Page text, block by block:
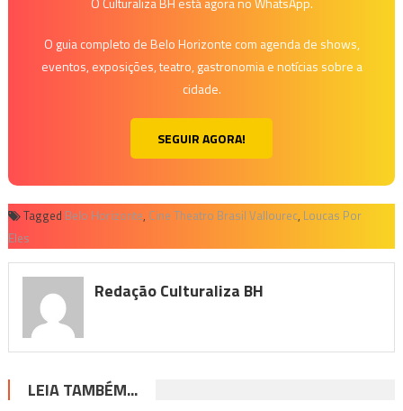
O guia completo de Belo Horizonte com agenda de shows,
eventos, exposições, teatro, gastronomia e notícias sobre a
cidade.
SEGUIR AGORA!
Tagged Belo Horizonte, Cine Theatro Brasil Vallourec, Loucas Por
Eles
Redação Culturaliza BH
LEIA TAMBÉM...